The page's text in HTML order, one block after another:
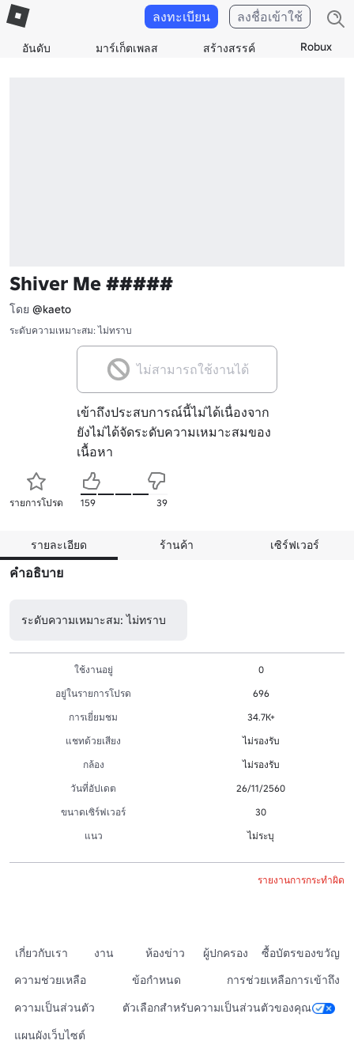
อันดับ มาร์เก็ตเพลส สร้างสรรค์ Robux
ลงทะเบียน ลงชื่อเข้าใช้
Shiver Me #####
โดย @kaeto
ระดับความเหมาะสม: ไม่ทราบ
ไม่สามารถใช้งานได้
เข้าถึงประสบการณ์นี้ไม่ได้เนื่องจาก
ยังไม่ได้จัดระดับความเหมาะสมของ
เนื้อหา
รายการโปรด 159 39
รายละเอียด ร้านค้า เซิร์ฟเวอร์
คำอธิบาย
ระดับความเหมาะสม: ไม่ทราบ
ใช้งานอยู่
0
อยู่ในรายการโปรด
696
การเยี่ยมชม
34.7K+
แชทด้วยเสียง
ไม่รองรับ
กล้อง
ไม่รองรับ
วันที่อัปเดต
26/11/2560
ขนาดเซิร์ฟเวอร์
30
แนว
ไม่ระบุ
รายงานการกระทำผิด
เกี่ยวกับเรา งาน ห้องข่าว ผู้ปกครอง
ซื้อบัตรของขวัญ
ความช่วยเหลือ
ข้อกำหนด
การช่วยเหลือการเข้าถึง
ความเป็นส่วนตัว
ตัวเลือกสำหรับความเป็นส่วนตัวของคุณ
แผนผังเว็บไซต์